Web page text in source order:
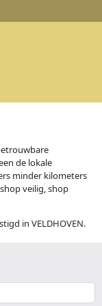
de lokale
minder kilometers
veilig, shop
in VELDHOVEN.